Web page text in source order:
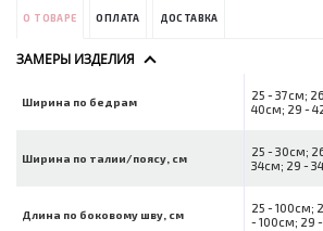
О ТОВАРЕ ОПЛАТА ДОСТАВКА
ЗАМЕРЫ ИЗДЕЛИЯ
Ширина по бедрам
25 - 37см;
40см; 29 -
Ширина по талии/поясу, см
25 - 30см;
34см; 29 -
Длина по боковому шву, см
25 - 100см;
- 100см; 29